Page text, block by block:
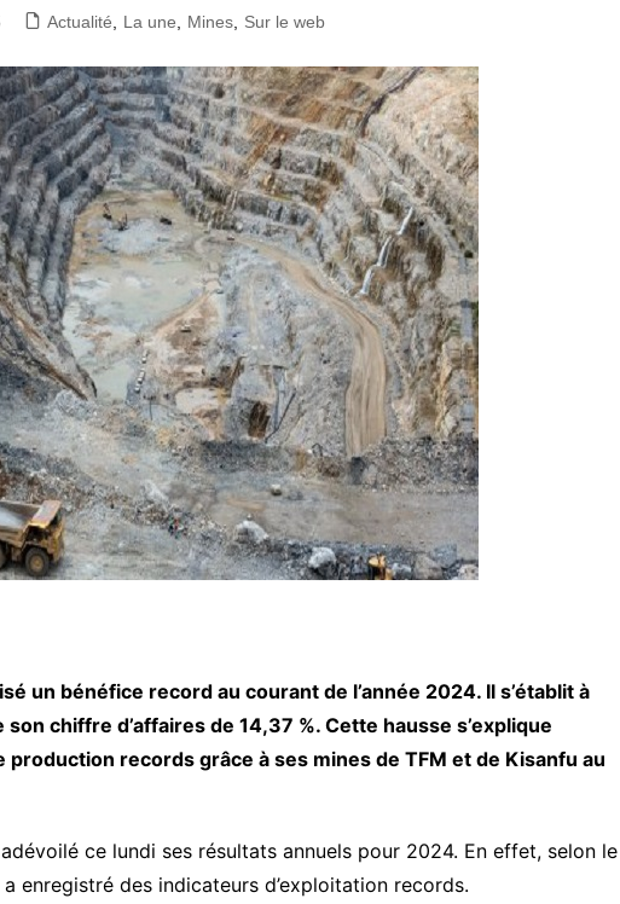
Actualité, La une, Mines, Sur le web
un bénéfice record au courant de l’année 2024. Il s’établit à
chiffre d’affaires de 14,37 %. Cette hausse s’explique
records grâce à ses mines de TFM et de Kisanfu au
ce lundi ses résultats annuels pour 2024. En effet, selon le
enregistré des indicateurs d’exploitation records.